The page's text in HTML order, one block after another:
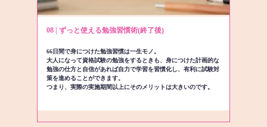
08 | ずっと使える勉強習慣術(終了後)
66日間で身につけた勉強習慣は一生モノ。
大人になって資格試験の勉強をするときも、身につけた計画的な
勉強の仕方と自信があれば自力で学習を習慣化し、有利に試験対
策を進めることができます。
つまり、実際の実施期間以上にそのメリットは大きいのです。